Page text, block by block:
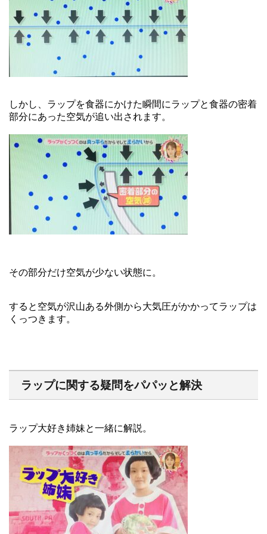
しかし、ラップを食器にかけた瞬間にラップと食器の密着
部分にあった空気が追い出されます。
その部分だけ空気が少ない状態に。
すると空気が沢山ある外側から大気圧がかかってラップは
くっつきます。
ラップに関する疑問をパパッと解決
ラップ大好き姉妹と一緒に解説。